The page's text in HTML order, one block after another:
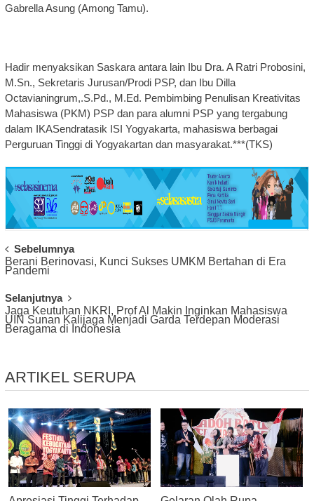
Gabrella Asung (Among Tamu).
Hadir menyaksikan Saskara antara lain Ibu Dra. A Ratri Probosini,
M.Sn., Sekretaris Jurusan/Prodi PSP, dan Ibu Dilla
Octavianingrum,.S.Pd., M.Ed. Pembimbing Penulisan Kreativitas
Mahasiswa (PKM) PSP dan para alumni PSP yang tergabung
dalam IKASendratasik ISI Yogyakarta, mahasiswa berbagai
Perguruan Tinggi di Yogyakartan dan masyarakat.***(TKS)
Post
Navigation
Sebelumnya
Berani Berinovasi, Kunci Sukses UMKM Bertahan di Era
Pandemi
Selanjutnya
Jaga Keutuhan NKRI, Prof Al Makin Inginkan Mahasiswa
UIN Sunan Kalijaga Menjadi Garda Terdepan Moderasi
Beragama di Indonesia
ARTIKEL SERUPA